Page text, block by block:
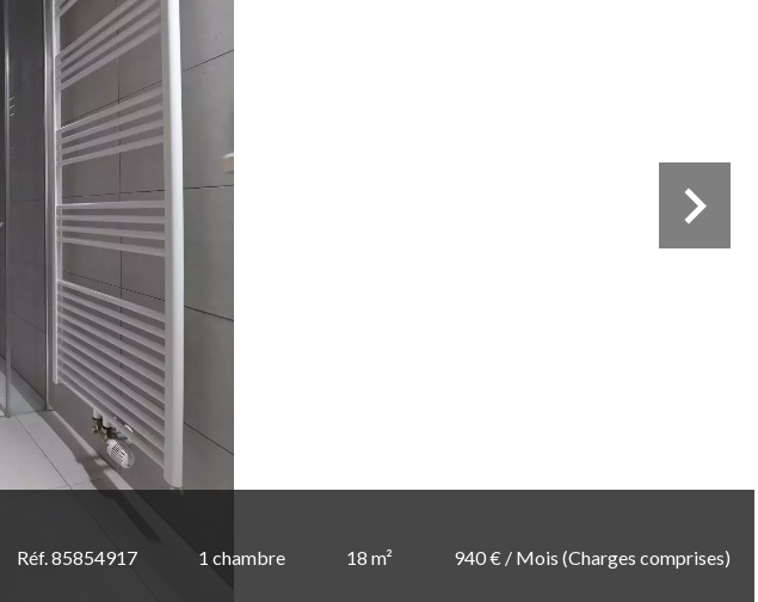
Réf. 85854917 1 chambre 18 m² 940 € / Mois (Charges comprises)